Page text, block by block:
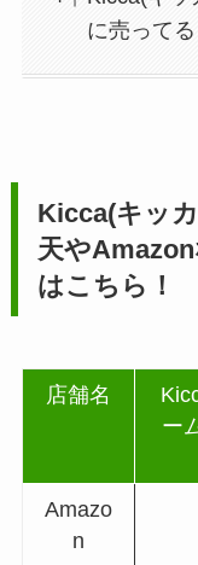
に売って
Kicca(キッ
天や
はこちら！
店舗名
ー
Amazo
n